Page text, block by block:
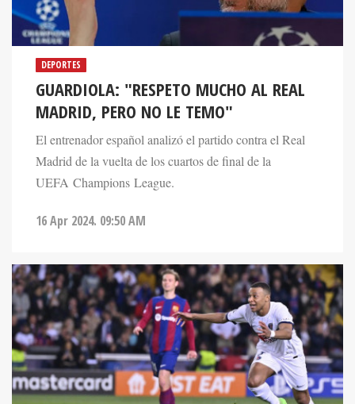
DEPORTES
GUARDIOLA: "RESPETO MUCHO AL REAL
MADRID, PERO NO LE TEMO"
El entrenador español analizó el partido contra el Real
Madrid de la vuelta de los cuartos de final de la
UEFA Champions League.
16 Apr 2024. 09:50 AM